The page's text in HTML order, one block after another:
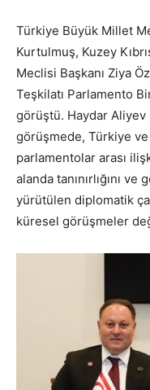
Türkiye Büyük Millet
Kurtulmuş, Kuzey
Meclisi Başkanı Ziya
Teşkilatı Parlamento
görüştü. Haydar
görüşmede, Türkiye
parlamentolar arası
alanda tanınırlığını
yürütülen diplomatik
küresel görüşmeler